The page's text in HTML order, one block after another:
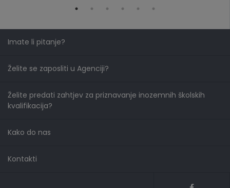
Imate li pitanje?
Želite se zaposliti u Agenciji?
Želite predati zahtjev za priznavanje inozemnih školskih
kvalifikacija?
Kako do nas
Kontakti